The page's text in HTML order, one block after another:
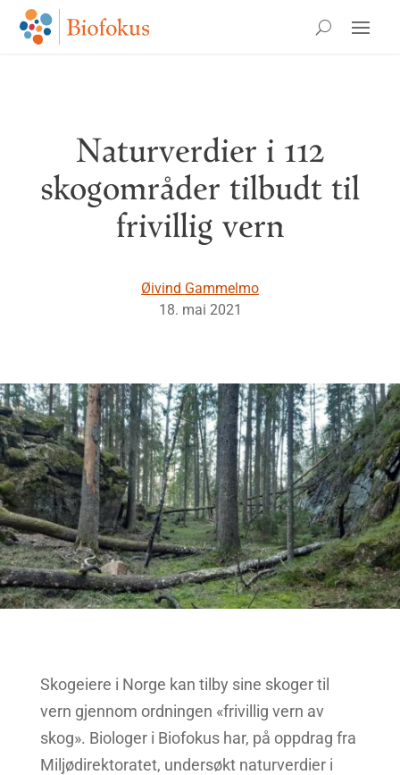
Naturverdier i 112
skogområder tilbudt til
frivillig vern
Øivind Gammelmo
18. mai 2021
Skogeiere i Norge kan tilby sine skoger til
vern gjennom ordningen «frivillig vern av
skog». Biologer i Biofokus har, på oppdrag fra
Miljødirektoratet, undersøkt naturverdier i